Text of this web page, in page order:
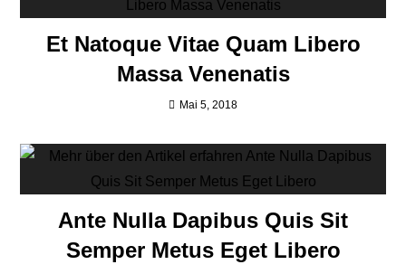
Et Natoque Vitae Quam Libero
Massa Venenatis
Mai 5, 2018
Ante Nulla Dapibus Quis Sit
Semper Metus Eget Libero